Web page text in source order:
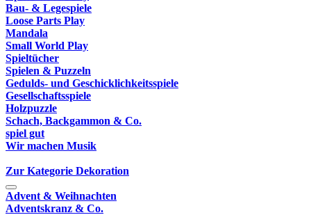
Bau- & Legespiele
Loose Parts Play
Mandala
Small World Play
Spieltücher
Spielen & Puzzeln
Gedulds- und Geschicklichkeitsspiele
Gesellschaftsspiele
Holzpuzzle
Schach, Backgammon & Co.
spiel gut
Wir machen Musik
Zur Kategorie Dekoration
Advent & Weihnachten
Adventskranz & Co.